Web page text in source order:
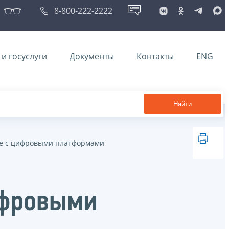
8-800-222-2222
госуслуги Документы Контакты ENG
Найти
с цифровыми платформами